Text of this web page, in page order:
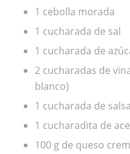
1 cebolla morada
1 cucharada de sal
1 cucharada de
2 cucharadas de
blanco)
1 cucharada de
1 cucharadita de
100 g de queso